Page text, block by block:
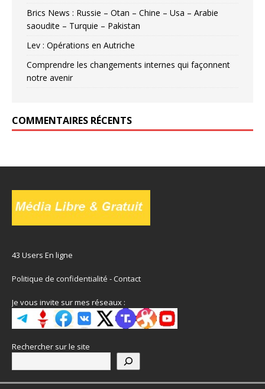
Brics News : Russie – Otan – Chine – Usa – Arabie
saoudite – Turquie – Pakistan
Lev : Opérations en Autriche
Comprendre les changements internes qui façonnent
notre avenir
COMMENTAIRES RÉCENTS
43 Users En ligne
Politique de confidentialité -Contact
Je vous invite sur mes réseaux :
Rechercher sur le site